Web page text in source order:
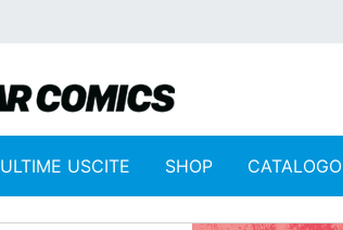
ULTIME USCITE SHOP CATALOGO